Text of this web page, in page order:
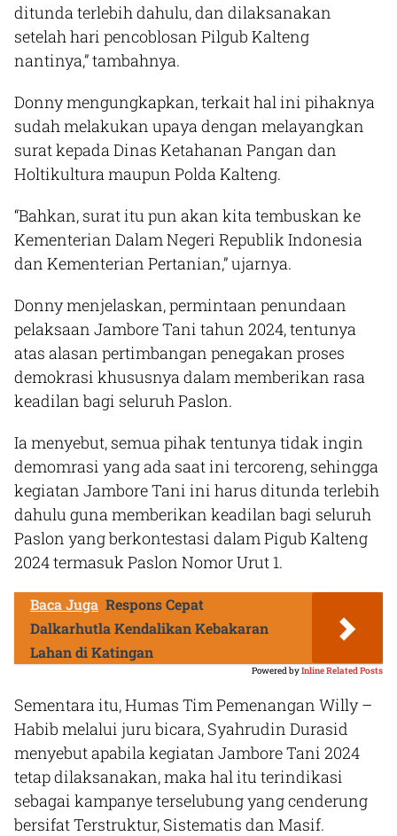
ditunda terlebih dahulu, dan dilaksanakan
setelah hari pencoblosan Pilgub Kalteng
nantinya,” tambahnya.
Donny mengungkapkan, terkait hal ini pihaknya
sudah melakukan upaya dengan melayangkan
surat kepada Dinas Ketahanan Pangan dan
Holtikultura maupun Polda Kalteng.
“Bahkan, surat itu pun akan kita tembuskan ke
Kementerian Dalam Negeri Republik Indonesia
dan Kementerian Pertanian,” ujarnya.
Donny menjelaskan, permintaan penundaan
pelaksaan Jambore Tani tahun 2024, tentunya
atas alasan pertimbangan penegakan proses
demokrasi khususnya dalam memberikan rasa
keadilan bagi seluruh Paslon.
Ia menyebut, semua pihak tentunya tidak ingin
demomrasi yang ada saat ini tercoreng, sehingga
kegiatan Jambore Tani ini harus ditunda terlebih
dahulu guna memberikan keadilan bagi seluruh
Paslon yang berkontestasi dalam Pigub Kalteng
2024 termasuk Paslon Nomor Urut 1.
Baca Juga Respons Cepat
Dalkarhutla Kendalikan Kebakaran
Lahan di Katingan
Powered byInline Related Posts
Sementara itu, Humas Tim Pemenangan Willy –
Habib melalui juru bicara, Syahrudin Durasid
menyebut apabila kegiatan Jambore Tani 2024
tetap dilaksanakan, maka hal itu terindikasi
sebagai kampanye terselubung yang cenderung
bersifat Terstruktur, Sistematis dan Masif.